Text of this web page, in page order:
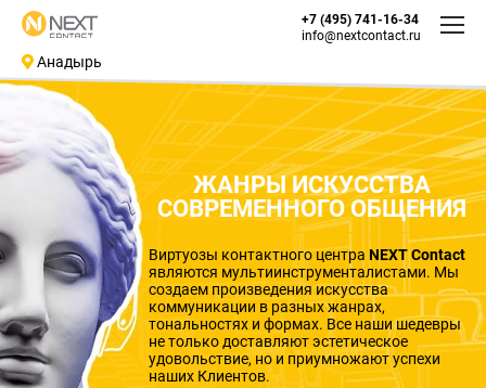
ЖАНРЫ ИСКУССТВА
СОВРЕМЕННОГО ОБЩЕНИЯ
Виртуозы контактного центра NEXT Contact
являются мультиинструменталистами. Мы
создаем произведения искусства
коммуникации в разных жанрах,
тональностях и формах. Все наши шедевры
не только доставляют эстетическое
удовольствие, но и приумножают успехи
наших Клиентов.
+7 (495) 741-16-34
info@nextcontact.ru
Анадырь